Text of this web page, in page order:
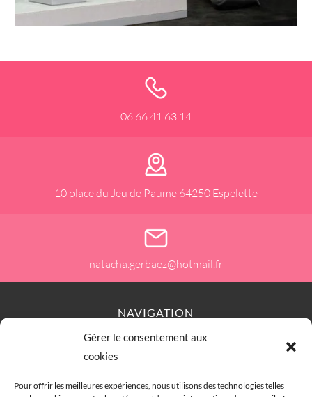
Gérer le consentement aux
cookies
Pour offrir les meilleures expériences, nous utilisons des technologies telles
06 66 41 63 14
10 place du Jeu de Paume 64250 Espelette
natacha.gerbaez@hotmail.fr
NAVIGATION
Accueil Contact